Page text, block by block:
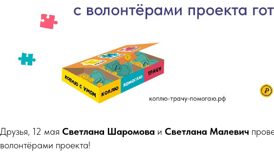
Друзья, 12 мая Светлана Шаромова и Светлана Малевич
волонтёрами проекта!